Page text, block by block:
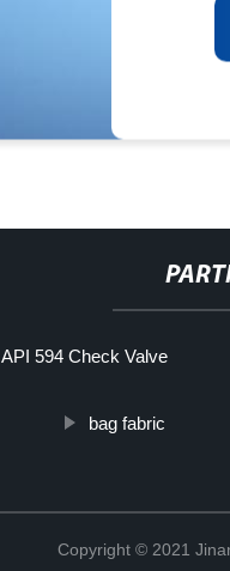
API 594 Check Valve
bag fabric
Copyright © 2021